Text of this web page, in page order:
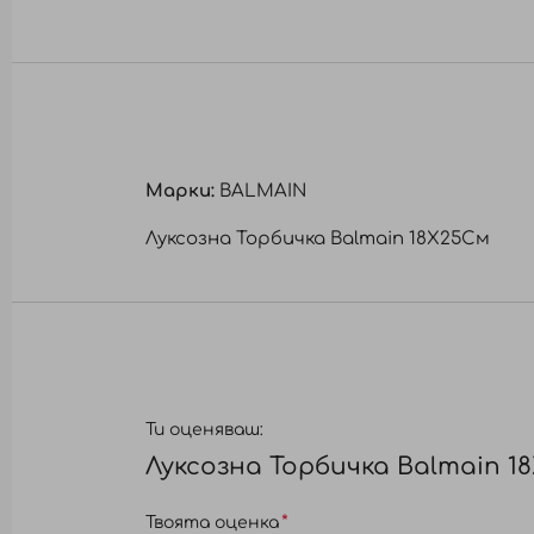
Марки: BALMAIN
Луксозна Торбичка Balmain 18X25См
Ти оценяваш:
Луксозна Торбичка Balmain
Твоята оценка